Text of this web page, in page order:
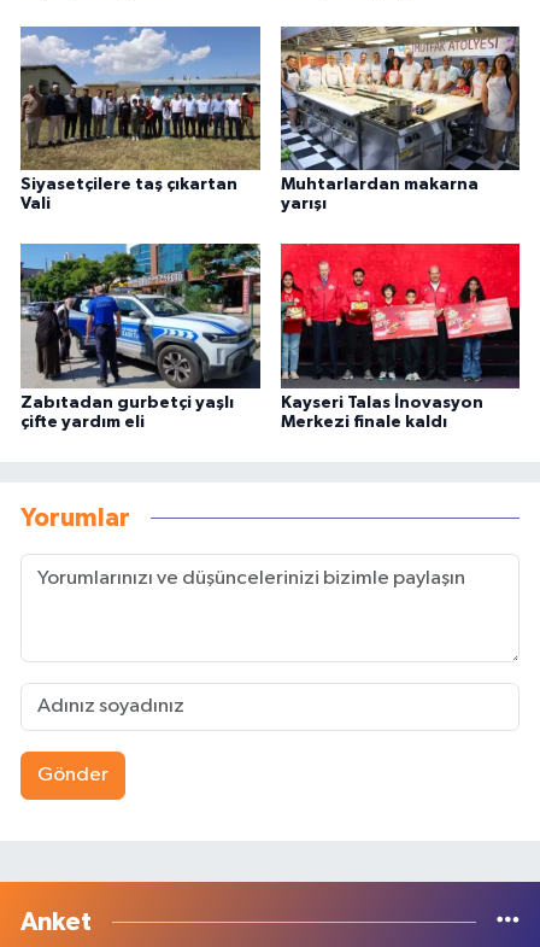
Siyasetçilere taş çıkartan
Vali
Muhtarlardan makarna
yarışı
Zabıtadan gurbetçi yaşlı
çifte yardım eli
Kayseri Talas İnovasyon
Merkezi finale kaldı
Yorumlar
Gönder
Anket